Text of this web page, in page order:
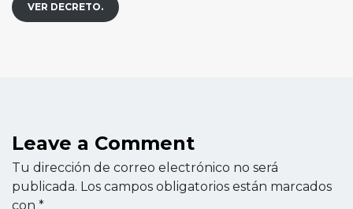
VER DECRETO.
Leave a Comment
Tu dirección de correo electrónico no será
publicada. Los campos obligatorios están marcados
con *